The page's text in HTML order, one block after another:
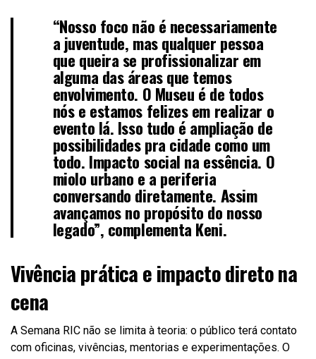
“Nosso foco não é necessariamente
a juventude, mas qualquer pessoa
que queira se profissionalizar em
alguma das áreas que temos
envolvimento. O Museu é de todos
nós e estamos felizes em realizar o
evento lá. Isso tudo é ampliação de
possibilidades pra cidade como um
todo. Impacto social na essência. O
miolo urbano e a periferia
conversando diretamente. Assim
avançamos no propósito do nosso
legado”, complementa Keni.
Vivência prática e impacto direto na
cena
A Semana RIC não se limita à teoria: o público terá contato
com oficinas, vivências, mentorias e experimentações. O